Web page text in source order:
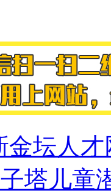
金坛人才
塔儿童